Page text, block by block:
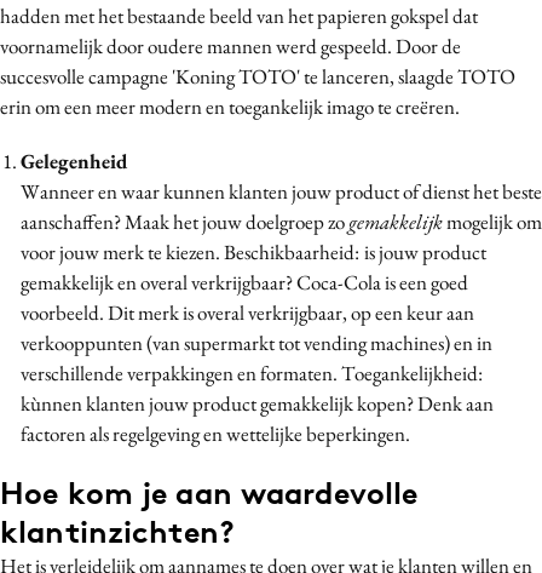
hadden met hetbestaande beeldvan het papieren gokspel dat
voornamelijk door oudere mannen werd gespeeld. Door de
succesvolle campagne 'Koning TOTO' te lanceren, slaagde TOTO
erin om een meer modern en toegankelijk imago te creëren.
Gelegenheid
Wanneer en waar kunnen klanten jouw product of dienst het beste
aanschaffen? Maak het jouw doelgroep zogemakkelijkmogelijk om
voor jouw merk te kiezen. Beschikbaarheid: is jouw product
gemakkelijk en overal verkrijgbaar? Coca-Cola is een goed
voorbeeld. Dit merk is overal verkrijgbaar, op een keur aan
verkooppunten (van supermarkt tot vending machines) en in
verschillende verpakkingen en formaten. Toegankelijkheid:
kùnnen klanten jouw product gemakkelijk kopen? Denk aan
factoren als regelgeving en wettelijke beperkingen.
Hoe kom je aan waardevolle
klantinzichten?
Het is verleidelijk om aannames te doen over wat je klanten willen en